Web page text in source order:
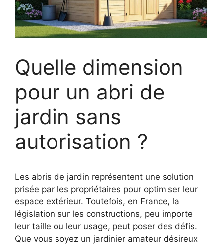
Quelle dimension
pour un abri de
jardin sans
autorisation ?
Les abris de jardin représentent une solution
prisée par les propriétaires pour optimiser leur
espace extérieur. Toutefois, en France, la
législation sur les constructions, peu importe
leur taille ou leur usage, peut poser des défis.
Que vous soyez un jardinier amateur désireux